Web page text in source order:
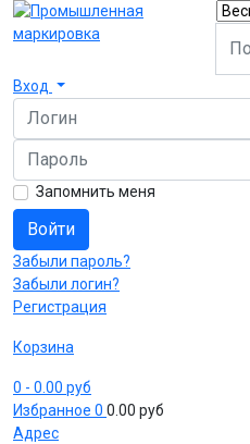
Вход
Логин
Пароль
Запомнить меня
Войти
Забыли пароль?
Забыли логин?
Регистрация
Корзина
0 - 0.00 руб
Избранное 0 0.00 руб
Адрес